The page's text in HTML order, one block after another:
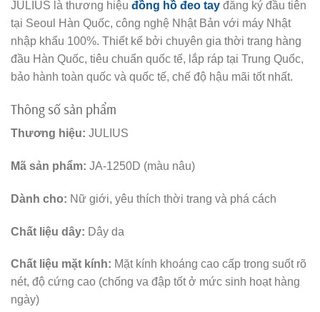
JULIUS là thương hiệu đồng hồ đeo tay đăng ký đầu tiên
tại Seoul Hàn Quốc, công nghệ Nhật Bản với máy Nhật
nhập khẩu 100%. Thiết kế bởi chuyên gia thời trang hàng
đầu Hàn Quốc, tiêu chuẩn quốc tế, lắp ráp tại Trung Quốc,
bảo hành toàn quốc và quốc tế, chế độ hậu mãi tốt nhất.
Thông số sản phẩm
Thương hiệu: JULIUS
Mã sản phẩm: JA-1250D (màu nâu)
Dành cho: Nữ giới, yêu thích thời trang và phá cách
Chất liệu dây: Dây da
Chất liệu mặt kính: Mặt kính khoáng cao cấp trong suốt rõ
nét, độ cứng cao (chống va đập tốt ở mức sinh hoạt hàng
ngày)